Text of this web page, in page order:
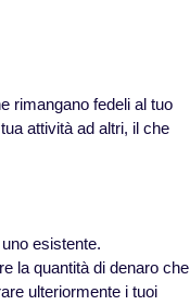
rimangano fedeli al tuo
attività ad altri, il che
esistente.
la quantità di denaro che
ulteriormente i tuoi